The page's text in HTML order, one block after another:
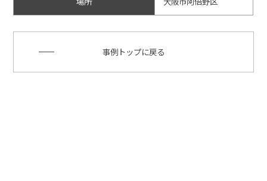
事例トップに戻る